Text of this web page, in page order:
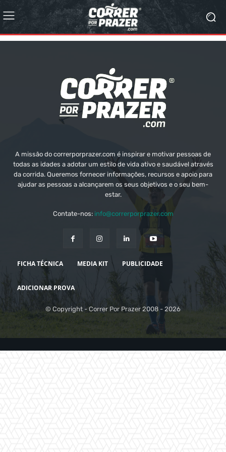
A missão do correrporprazer.com é inspirar e motivar pessoas de
todas as idades a adotar um estilo de vida ativo e saudável através
da corrida. Queremos fornecer informações, recursos e apoio para
ajudar as pessoas a alcançarem os seus objetivos e o seu bem-
estar.
Contate-nos: info@correrporprazer.com
FICHA TÉCNICA MEDIA KIT PUBLICIDADE
ADICIONAR PROVA
© Copyright - Correr Por Prazer 2008 - 2026